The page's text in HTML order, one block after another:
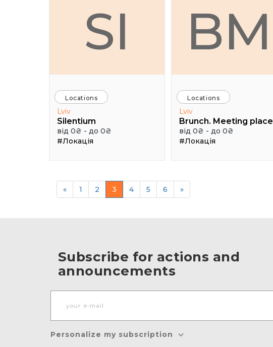
SI
Locations
Lviv
Silentium
від 0₴ - до 0₴
#Локація
BM
Locations
Lviv
Brunch. Meeting place
від 0₴ - до 0₴
#Локація
« 1 2 3 4 5 6 »
Subscribe for actions and
announcements
Personalize my subscription